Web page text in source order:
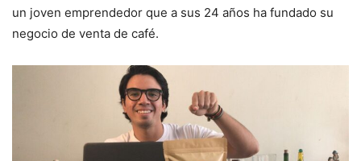
un joven emprendedor que a sus 24 años ha fundado su
negocio de venta de café.